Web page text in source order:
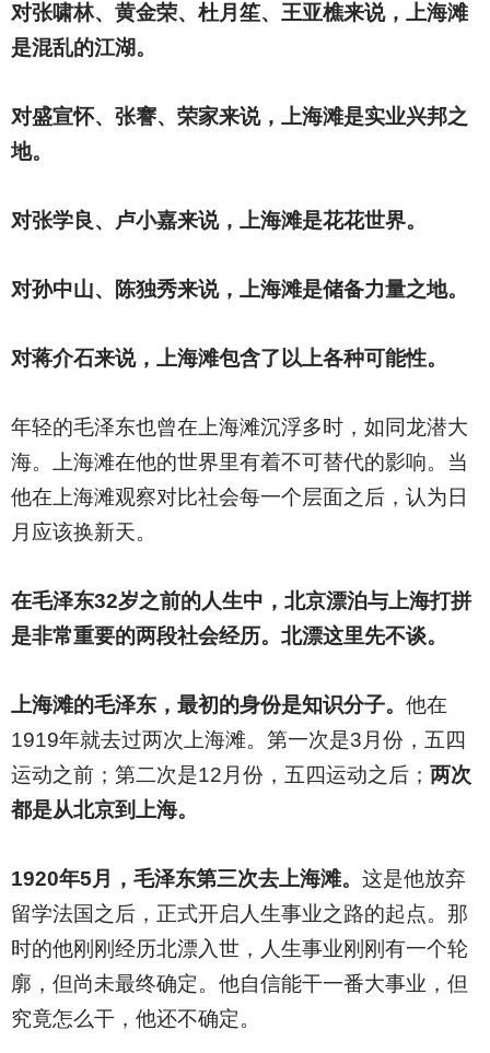
对张啸林、黄金荣、杜月笙、王亚樵来说，上海滩
是混乱的江湖。
对盛宣怀、张謇、荣家来说，上海滩是实业兴邦之
地。
对张学良、卢小嘉来说，上海滩是花花世界。
对孙中山、陈独秀来说，上海滩是储备力量之地。
对蒋介石来说，上海滩包含了以上各种可能性。
年轻的毛泽东也曾在上海滩沉浮多时，如同龙潜大
海。上海滩在他的世界里有着不可替代的影响。当
他在上海滩观察对比社会每一个层面之后，认为日
月应该换新天。
在毛泽东32岁之前的人生中，北京漂泊与上海打拼
是非常重要的两段社会经历。北漂这里先不谈。
上海滩的毛泽东，最初的身份是知识分子。 他在
1919年就去过两次上海滩。第一次是3月份，五四
运动之前；第二次是12月份，五四运动之后； 两次
都是从北京到上海。
1920年5月，毛泽东第三次去上海滩。 这是他放弃
留学法国之后，正式开启人生事业之路的起点。那
时的他刚刚经历北漂入世，人生事业刚刚有一个轮
廓，但尚未最终确定。他自信能干一番大事业，但
究竟怎么干，他还不确定。